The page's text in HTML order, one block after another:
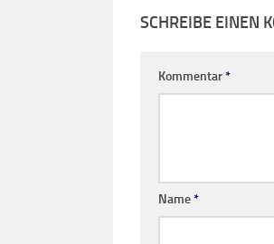
SCHREIBE EINEN
Kommentar*
Name*